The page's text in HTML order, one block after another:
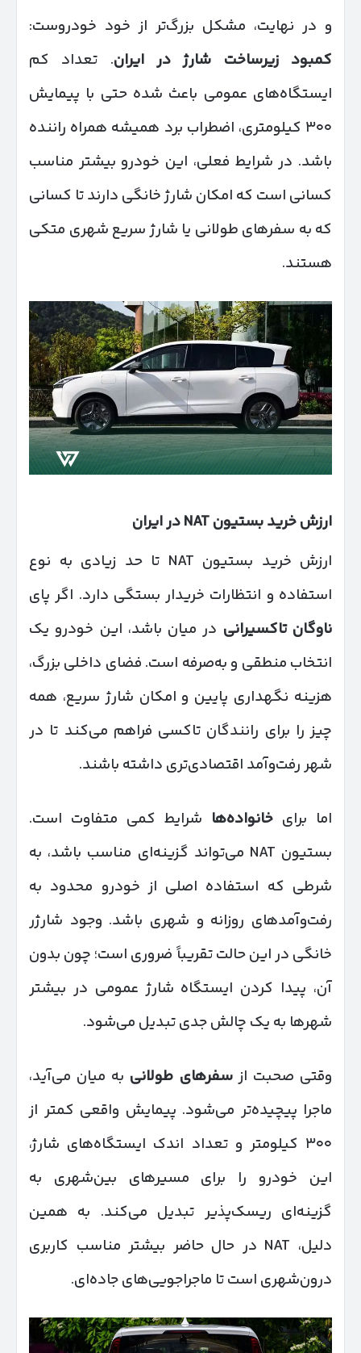
و در نهایت، مشکل بزرگ‌تر از خود خودروست:
کمبود زیرساخت شارژ در ایران. تعداد کم
ایستگاه‌های عمومی باعث شده حتی با پیمایش
۳۰۰ کیلومتری، اضطراب برد همیشه همراه راننده
باشد. در شرایط فعلی، این خودرو بیشتر مناسب
کسانی است که امکان شارژ خانگی دارند تا کسانی
که به سفرهای طولانی یا شارژ سریع شهری متکی
هستند.
ارزش خرید بستیون
در ایران
ارزش خرید بستیون NAT تا حد زیادی به نوع
استفاده و انتظارات خریدار بستگی دارد. اگر پای
ناوگان تاکسیرانی در میان باشد، این خودرو یک
انتخاب منطقی و به‌صرفه است. فضای داخلی بزرگ،
هزینه نگهداری پایین و امکان شارژ سریع، همه
چیز را برای رانندگان تاکسی فراهم می‌کند تا در
شهر رفت‌وآمد اقتصادی‌تری داشته باشند.
اما برای خانواده‌ها شرایط کمی متفاوت است.
بستیون NAT می‌تواند گزینه‌ای مناسب باشد، به
شرطی که استفاده اصلی از خودرو محدود به
رفت‌وآمدهای روزانه و شهری باشد. وجود شارژر
خانگی در این حالت تقریباً ضروری است؛ چون بدون
آن، پیدا کردن ایستگاه شارژ عمومی در بیشتر
شهرها به یک چالش جدی تبدیل می‌شود.
وقتی صحبت ازسفرهای طولانی به میان می‌آید،
ماجرا پیچیده‌تر می‌شود. پیمایش واقعی کمتر از
۳۰۰ کیلومتر و تعداد اندک ایستگاه‌های شارژ،
این خودرو را برای مسیرهای بین‌شهری به
گزینه‌ای ریسک‌پذیر تبدیل می‌کند. به همین
دلیل، NAT در حال حاضر بیشتر مناسب کاربری
درون‌شهری است تا ماجراجویی‌های جاده‌ای.